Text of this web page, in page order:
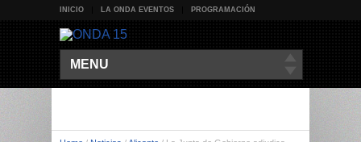
INICIO LA ONDA EVENTOS PROGRAMACIÓN
MENU